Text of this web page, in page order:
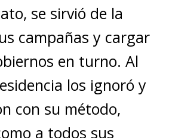
se sirvió de la
campañas y cargar
en turno. Al
los ignoró y
con su método,
a todos sus